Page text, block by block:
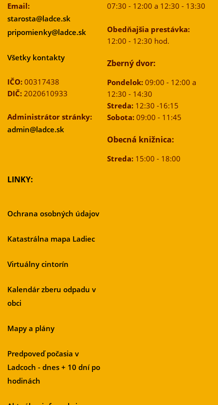
Email:
starosta@ladce.sk
pripomienky@ladce.sk
Všetky kontakty
IČO: 00317438
DIČ: 2020610933
Administrátor stránky:
admin@ladce.sk
07:30 - 12:00 a 12:30 - 13:30
Obedňajšia prestávka:
12:00 - 12:30 hod.
Zberný dvor:
Pondelok:09:00 - 12:00 a
12:30 - 14:30
Streda:12:30 -16:15
Sobota:09:00 - 11:45
Obecná knižnica:
Streda:15:00 - 18:00
LINKY:
Ochrana osobných údajov
Katastrálna mapa Ladiec
Virtuálny cintorín
Kalendár zberu odpadu v
obci
Mapy a plány
Predpoveď počasia v
Ladcoch - dnes + 10 dní po
hodinách